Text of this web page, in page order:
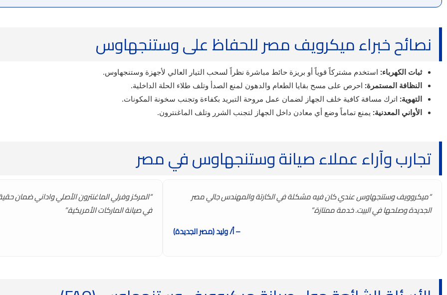
نصائح خبراء ميكرويف مصر للحفاظ على وستنجهاوس
ثبات الكهرباء: استخدم مشتركاً قوياً أو بريزة حائط مباشرة نظراً لسحب التيار العالي لأجهزة وستنجهاوس.
النظافة المستمرة: احرص على مسح بقايا الطعام والدهون لمنع الصدأ وتلف طلاء الحلة الداخلية.
التهوية: اترك مسافة كافية خلف الجهاز لضمان عمل مروحة التبريد بكفاءة وتجنب سخونة المكونات.
الأواني المعدنية: يمنع تماماً وضع أي معادن داخل الجهاز لتجنب الشرر وتلف الماغنترون.
تجارب وآراء عملاء صيانة وستنجهاوس في مصر
“ميكروويف وستنجهاوس عندي كان فيه مشكلة في الكارتة والمهندس جالي مصر
الجديدة وصلحها في البيت. خدمة ممتازة.”
– أ/ وليد (مصر الجديدة)
“المركز وفرلي الماغنترون الأصلي واداني ضمان
في صيانة الماركات الأمريكية.”